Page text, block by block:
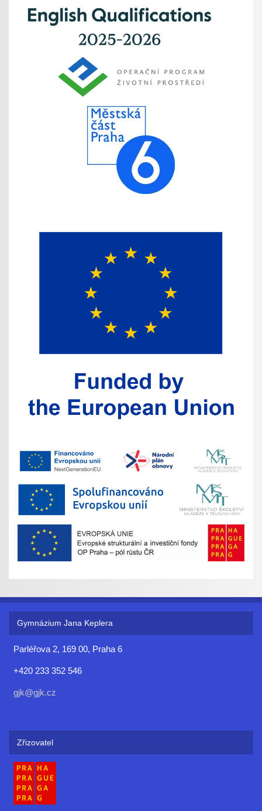
Gymnázium Jana Keplera
Parléřova 2, 169 00, Praha 6
+420 233 352 546
gjk@gjk.cz
Zřizovatel